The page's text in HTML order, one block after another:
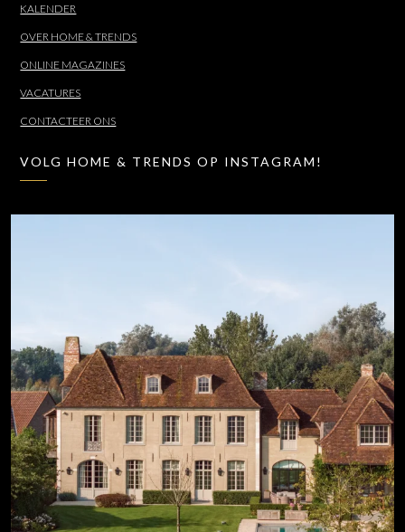
KALENDER
OVER HOME & TRENDS
ONLINE MAGAZINES
VACATURES
CONTACTEER ONS
VOLG HOME & TRENDS OP INSTAGRAM!